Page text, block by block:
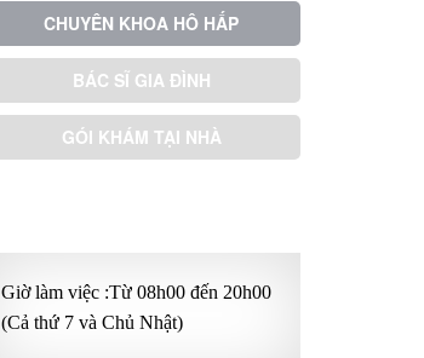
CHUYÊN KHOA HÔ HẤP
BÁC SĨ GIA ĐÌNH
GÓI KHÁM TẠI NHÀ
Giờ làm việc :Từ 08h00 đến 20h00
(Cả thứ 7 và Chủ Nhật)